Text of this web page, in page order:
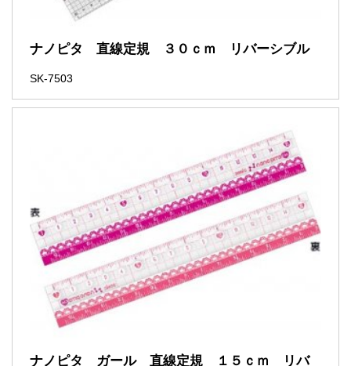
ナノピタ 直線定規 ３０ｃｍ リバーシブル
SK-7503
ナノピタ ガール 直線定規 １５ｃｍ リバ